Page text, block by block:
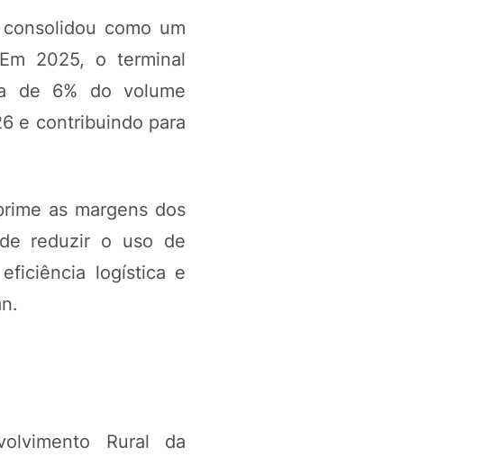
como um
2025, o terminal
de 6% do volume
e contribuindo para
as margens dos
reduzir o uso de
logística e
Rural da